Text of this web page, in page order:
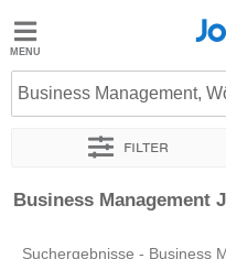
Jobted
Jobs
Business Management,
Filter
Sortieren nach Genauer
Business Management
Suchergebnisse - Business